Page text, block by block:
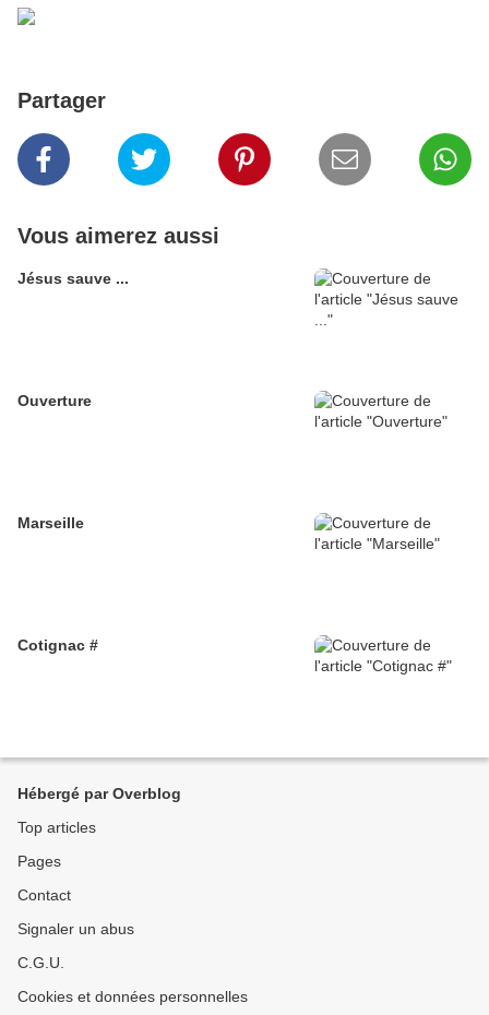
Partager
Vous aimerez aussi
Jésus sauve ...
Ouverture
Marseille
Cotignac #
Hébergé par Overblog
Top articles
Pages
Contact
Signaler un abus
C.G.U.
Cookies et données personnelles